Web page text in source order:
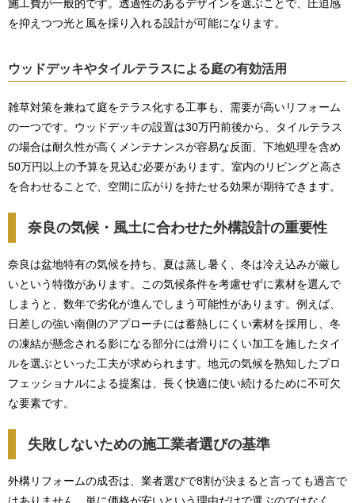
施工費が一般的です。透過性のあるデザインを選ぶことで、圧迫感
を抑えつつ光と風を採り入れる設計が可能になります。
ウッドデッキやタイルテラスによる庭の有効活用
雑草対策を兼ねて庭をテラス化する工事も、需要が高いリフォーム
の一つです。ウッドデッキの設置は30万円前後から、タイルテラス
の場合は耐久性が高くメンテナンスが容易な反面、下地処理を含め
50万円以上の予算を見込む必要があります。室内のリビングと高さ
を合わせることで、空間に広がりを持たせる効果が期待できます。
奈良の気候・風土に合わせた外構設計の重要性
奈良は盆地特有の気候を持ち、夏は蒸し暑く、冬は冷え込みが厳し
いという特徴があります。この気候条件を考慮せずに素材を選んで
しまうと、数年で劣化が進んでしまう可能性があります。例えば、
日差しの強い南側のアプローチには蓄熱しにくい素材を採用し、冬
の凍結が懸念される影になる部分には滑りにくい加工を施したタイ
ルを選ぶといった工夫が求められます。地元の気候を熟知したプロ
フェッショナルによる提案は、長く快適に使い続けるために不可欠
な要素です。
失敗しないための施工業者選びの基準
外構リフォームの成否は、業者選びで8割が決まると言っても過言で